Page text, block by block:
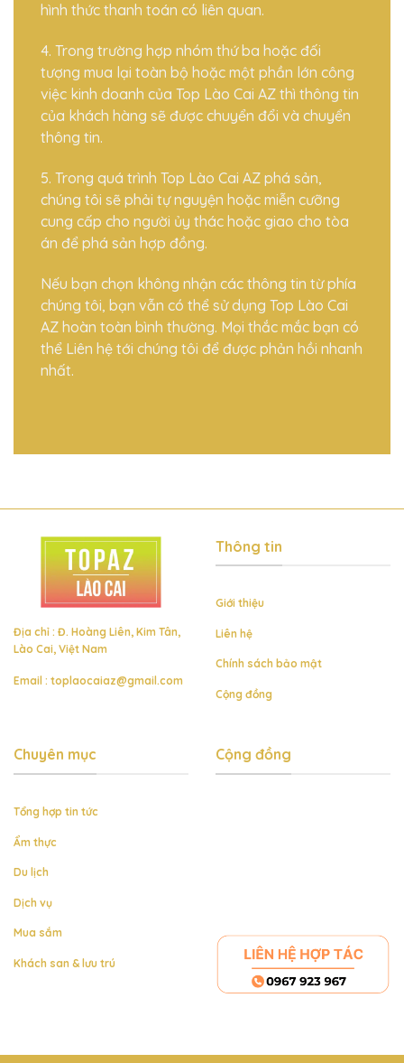
hình thức thanh toán có liên quan.
4. Trong trường hợp nhóm thứ ba hoặc đối
tượng mua lại toàn bộ hoặc một phần lớn công
việc kinh doanh của Top Lào Cai AZ thì thông tin
của khách hàng sẽ được chuyển đổi và chuyển
thông tin.
5. Trong quá trình Top Lào Cai AZ phá sản,
chúng tôi sẽ phải tự nguyện hoặc miễn cưỡng
cung cấp cho người ủy thác hoặc giao cho tòa
án để phá sản hợp đồng.
Nếu bạn chọn không nhận các thông tin từ phía
chúng tôi, bạn vẫn có thể sử dụng Top Lào Cai
AZ hoàn toàn bình thường. Mọi thắc mắc bạn có
thể Liên hệ tới chúng tôi để được phản hồi nhanh
nhất.
Địa chỉ : Đ. Hoàng Liên, Kim Tân,
Lào Cai, Việt Nam
Email : toplaocaiaz@gmail.com
Thông tin
Giới thiệu
Liên hệ
Chính sách bảo mật
Cộng đồng
Chuyên mục
Tổng hợp tin tức
Ẩm thực
Du lịch
Dịch vụ
Mua sắm
Khách san & lưu trú
Cộng đồng